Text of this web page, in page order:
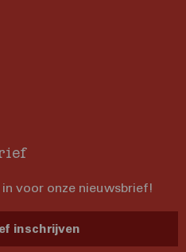
voor onze nieuwsbrief!
inschrijven